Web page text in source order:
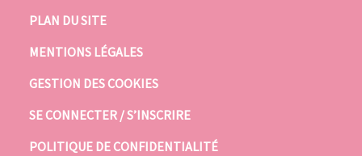
PLAN DU SITE
MENTIONS LÉGALES
GESTION DES COOKIES
SE CONNECTER / S’INSCRIRE
POLITIQUE DE CONFIDENTIALITÉ